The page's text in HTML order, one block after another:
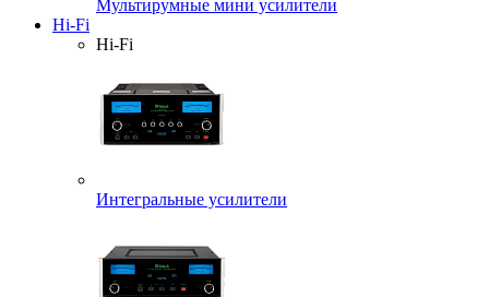
Мультирумные мини усилители
Hi-Fi
Hi-Fi
Интегральные усилители